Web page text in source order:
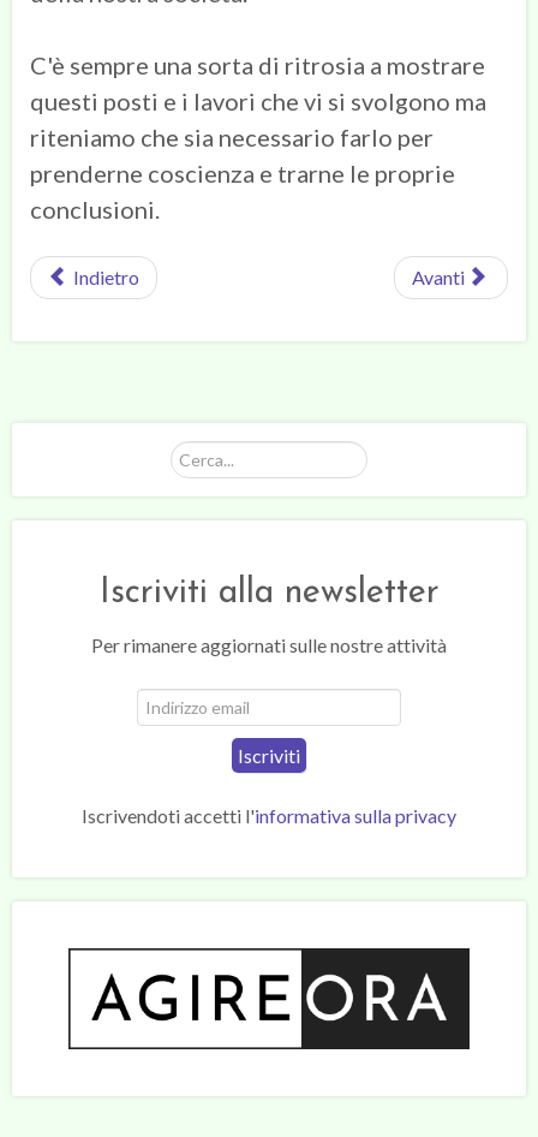
C'è sempre una sorta di ritrosia a mostrare
questi posti e i lavori che vi si svolgono ma
riteniamo che sia necessario farlo per
prenderne coscienza e trarne le proprie
conclusioni.
Indietro Avanti
Cerca...
Iscriviti alla newsletter
Per rimanere aggiornati sulle nostre attività
Iscrivendoti accetti l'informativa sulla privacy